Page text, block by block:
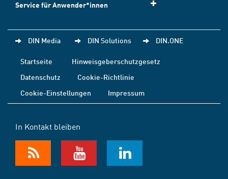
Service für Anwender*innen
DIN Media DIN Solutions DIN.ONE
Startseite
Hinweisgeberschutzgesetz
Datenschutz
Cookie-Richtlinie
Cookie-Einstellungen
Impressum
In Kontakt bleiben